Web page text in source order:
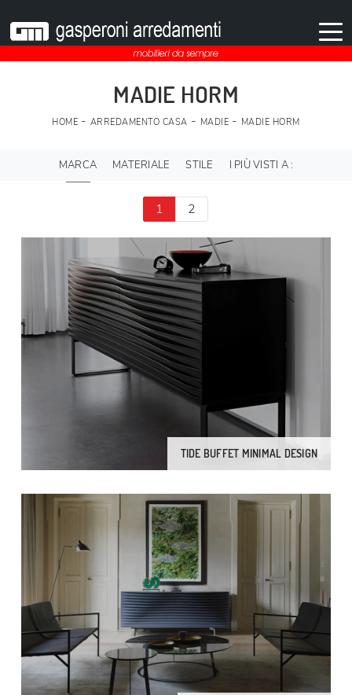
MADIE HORM
HOME - ARREDAMENTO CASA - MADIE - MADIE HORM
MARCA MATERIALE STILE I PIÙ VISTI A :
1 2
TIDE BUFFET MINIMAL DESIGN